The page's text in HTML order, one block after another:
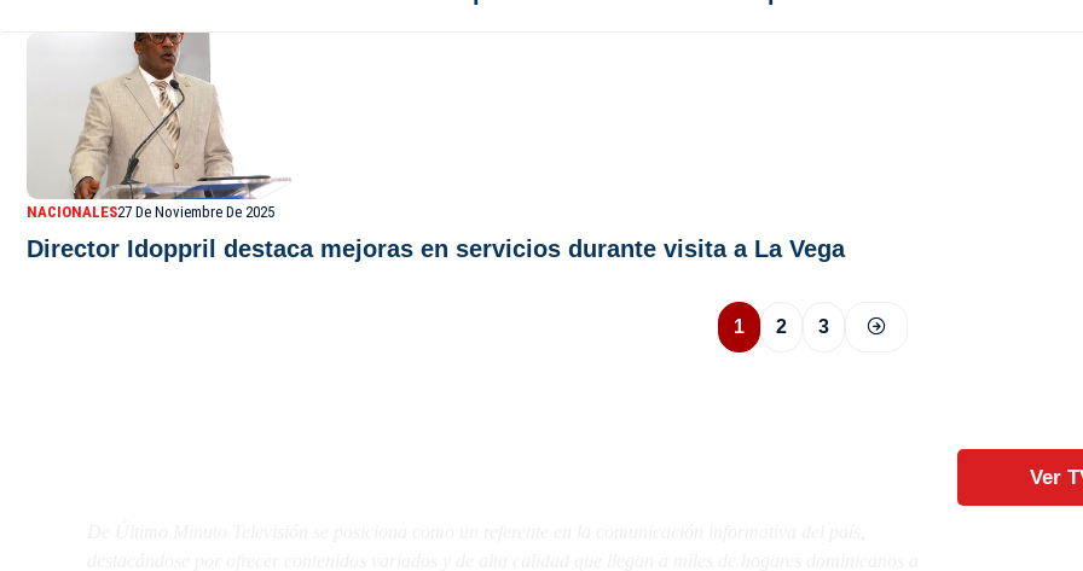
NACIONALES27 De Noviembre De 2025
Director Idoppril destaca mejoras en servicios durante visita a La Vega
1 2 3
Ver